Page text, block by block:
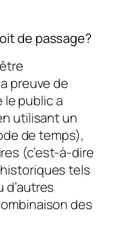
de passage?
preuve de
le public a
utilisant un
de temps),
(c’est-à-dire
tels
d’autres
des